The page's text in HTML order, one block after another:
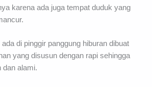
karena ada juga tempat duduk yang
di pinggir panggung hiburan dibuat
yang disusun dengan rapi sehingga
dan alami.